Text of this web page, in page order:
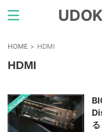
HOME > HDMI
HDMI